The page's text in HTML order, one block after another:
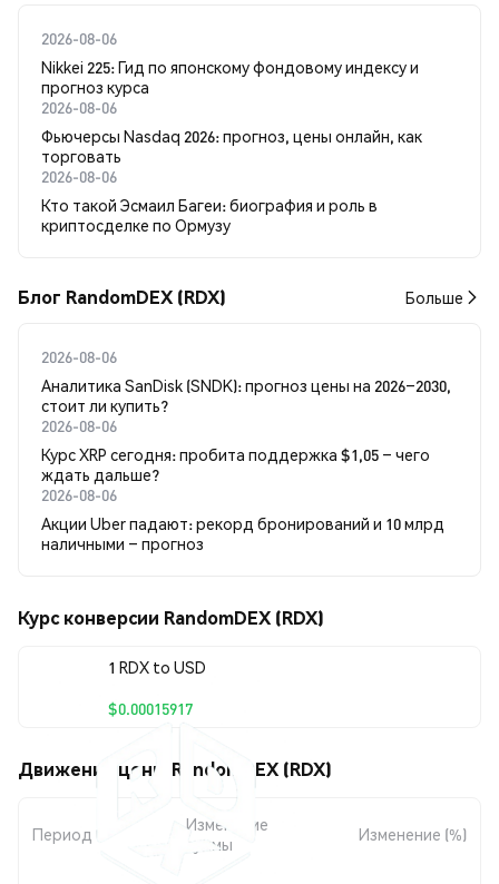
2026-08-06
Nikkei 225: Гид по японскому фондовому индексу и
прогноз курса
2026-08-06
Фьючерсы Nasdaq 2026: прогноз, цены онлайн, как
торговать
2026-08-06
Кто такой Эсмаил Багеи: биография и роль в
криптосделке по Ормузу
Блог RandomDEX (RDX) Больше
2026-08-06
Аналитика SanDisk (SNDK): прогноз цены на 2026–2030,
стоит ли купить?
2026-08-06
Курс XRP сегодня: пробита поддержка $1,05 – чего
ждать дальше?
2026-08-06
Акции Uber падают: рекорд бронирований и 10 млрд
наличными – прогноз
Курс конверсии RandomDEX (RDX)
1 RDX to USD
$0.00015917
Движения цены RandomDEX (RDX)
Период
Изменение
суммы
Изменение (%)